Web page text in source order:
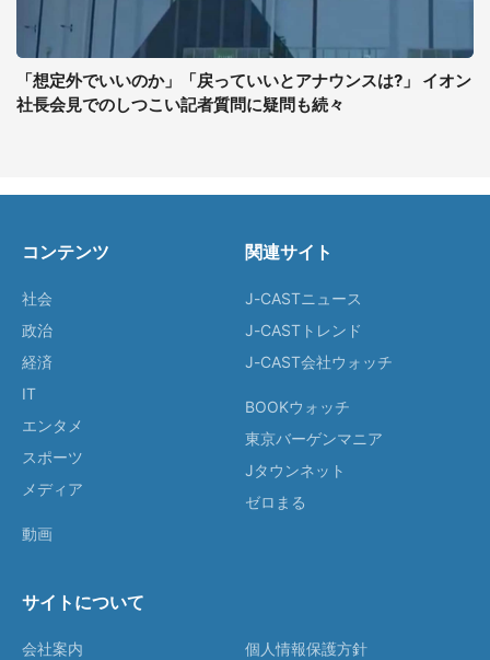
「想定外でいいのか」「戻っていいとアナウンスは?」 イオン
社長会見でのしつこい記者質問に疑問も続々
コンテンツ
社会
政治
経済
IT
エンタメ
スポーツ
メディア
動画
関連サイト
J-CASTニュース
J-CASTトレンド
J-CAST会社ウォッチ
BOOKウォッチ
東京バーゲンマニア
Jタウンネット
ゼロまる
サイトについて
会社案内
個人情報保護方針